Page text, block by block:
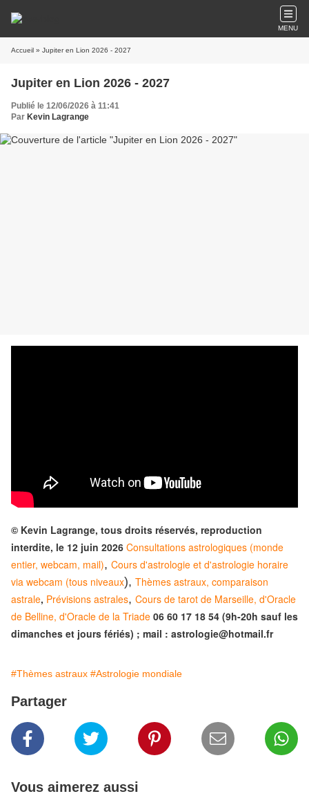
MENU
Accueil » Jupiter en Lion 2026 - 2027
Jupiter en Lion 2026 - 2027
Publié le 12/06/2026 à 11:41
Par Kevin Lagrange
© Kevin Lagrange, tous droits réservés, reproduction
interdite, le 12 juin 2026 Consultations astrologiques (monde
entier, webcam, mail), Cours d'astrologie et d'astrologie horaire
via webcam (tous niveaux), Thèmes astraux, comparaison
astrale, Prévisions astrales, Cours de tarot de Marseille, d'Oracle
de Belline, d'Oracle de la Triade 06 60 17 18 54 (9h-20h sauf les
dimanches et jours fériés) ; mail : astrologie@hotmail.fr
#Thèmes astraux #Astrologie mondiale
Partager
Vous aimerez aussi